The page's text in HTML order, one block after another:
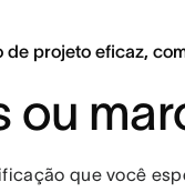
projeto eficaz,
ou
que você